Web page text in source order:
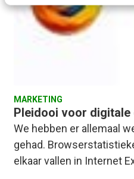
MARKETING
Pleidooi voor
We hebben er allemaal
gehad.
elkaar vallen in Internet